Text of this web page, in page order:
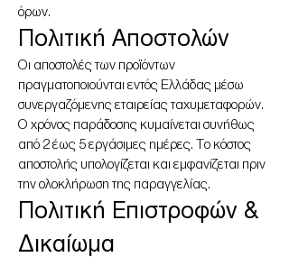
όρων.
Πολιτική Αποστολών
Οι αποστολές των προϊόντων
πραγματοποιούνται εντός Ελλάδας μέσω
συνεργαζόμενης εταιρείας ταχυμεταφορών.
Ο χρόνος παράδοσης κυμαίνεται συνήθως
από 2 έως 5 εργάσιμες ημέρες. Το κόστος
αποστολής υπολογίζεται και εμφανίζεται πριν
την ολοκλήρωση της παραγγελίας.
Πολιτική Επιστροφών &
Δικαίωμα